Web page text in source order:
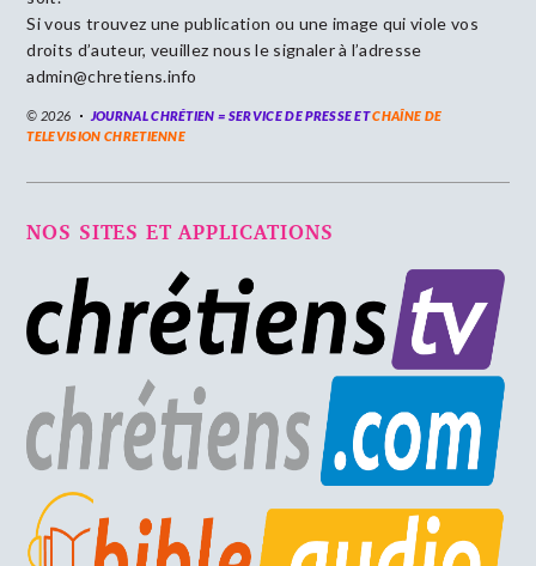
Si vous trouvez une publication ou une image qui viole vos
droits d’auteur, veuillez nous le signaler à l’adresse
admin@chretiens.info
© 2026 JOURNAL CHRÉTIEN = SERVICE DE PRESSE ETCHAÎNE DE
TELEVISION CHRETIENNE
NOS SITES ET APPLICATIONS